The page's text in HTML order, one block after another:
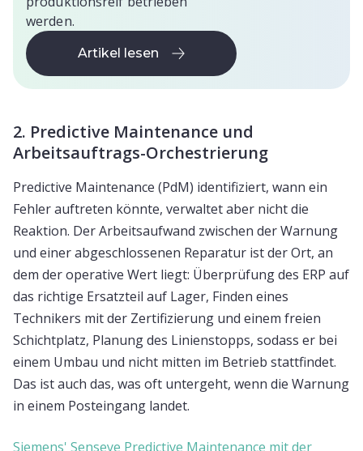
werden.
Artikel lesen
Artikel lesen
2. Predictive Maintenance und
Arbeitsauftrags-Orchestrierung
Predictive Maintenance (PdM) identifiziert, wann ein
Fehler auftreten könnte, verwaltet aber nicht die
Reaktion. Der Arbeitsaufwand zwischen der Warnung
und einer abgeschlossenen Reparatur ist der Ort, an
dem der operative Wert liegt: Überprüfung des ERP auf
das richtige Ersatzteil auf Lager, Finden eines
Technikers mit der Zertifizierung und einem freien
Schichtplatz, Planung des Linienstopps, sodass er bei
einem Umbau und nicht mitten im Betrieb stattfindet.
Das ist auch das, was oft untergeht, wenn die Warnung
in einem Posteingang landet.
Siemens' Senseye Predictive Maintenance mit der